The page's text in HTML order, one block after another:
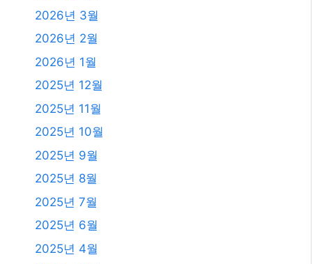
2026년 3월
2026년 2월
2026년 1월
2025년 12월
2025년 11월
2025년 10월
2025년 9월
2025년 8월
2025년 7월
2025년 6월
2025년 4월